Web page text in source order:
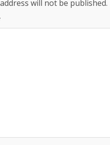
will not be published.